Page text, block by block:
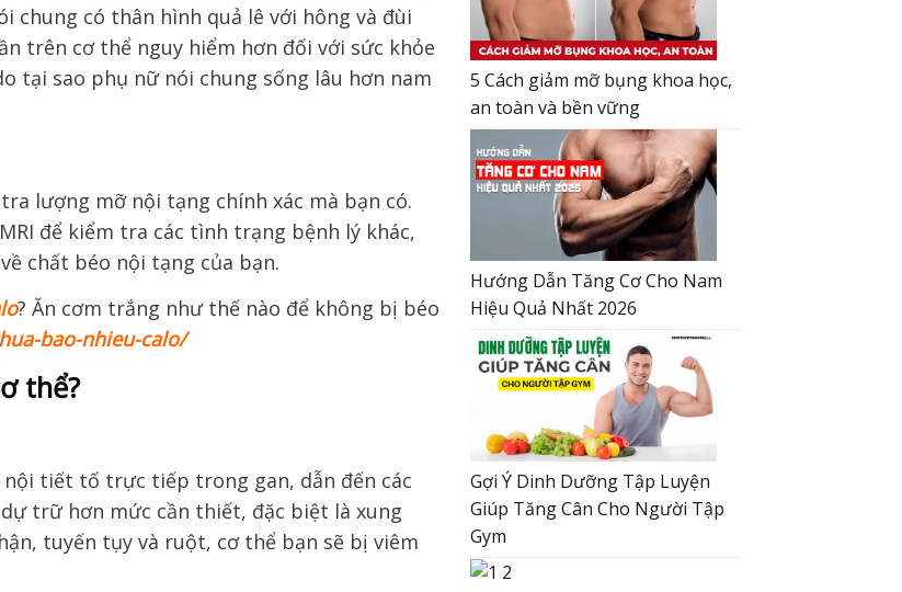
chung có thân hình quả lê với hông và đùi
trên cơ thể nguy hiểm hơn đối với sức khỏe
tại sao phụ nữ nói chung sống lâu hơn nam
lượng mỡ nội tạng chính xác mà bạn có.
để kiểm tra các tình trạng bệnh lý khác,
chất béo nội tạng của bạn.
? Ăn cơm trắng như thế nào để không bị béo
bao-nhieu-calo/
thể?
tiết tố trực tiếp trong gan, dẫn đến các
trữ hơn mức cần thiết, đặc biệt là xung
tuyến tụy và ruột, cơ thể bạn sẽ bị viêm
5 Cách giảm mỡ bụng khoa học,
an toàn và bền vững
Hướng Dẫn Tăng Cơ Cho Nam
Hiệu Quả Nhất 2026
Gợi Ý Dinh Dưỡng Tập Luyện
Giúp Tăng Cân Cho Người Tập
Gym